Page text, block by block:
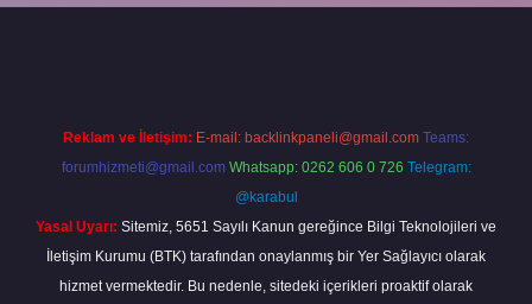
Reklam ve İletişim: E-mail: backlinkpaneli@gmail.com Teams:
forumhizmeti@gmail.com Whatsapp: 0262 606 0 726 Telegram:
@karabul
Yasal Uyarı: Sitemiz, 5651 Sayılı Kanun gereğince Bilgi Teknolojileri ve
İletişim Kurumu (BTK) tarafından onaylanmış bir Yer Sağlayıcı olarak
hizmet vermektedir. Bu nedenle, sitedeki içerikleri proaktif olarak